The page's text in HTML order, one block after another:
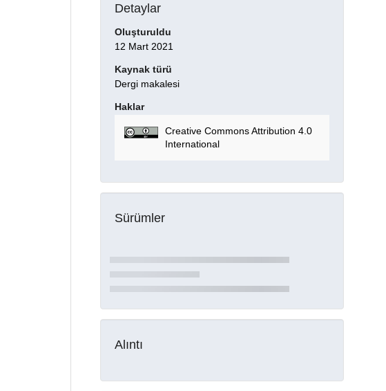
Detaylar
Oluşturuldu
12 Mart 2021
Kaynak türü
Dergi makalesi
Haklar
Creative Commons Attribution 4.0
International
Sürümler
Alıntı